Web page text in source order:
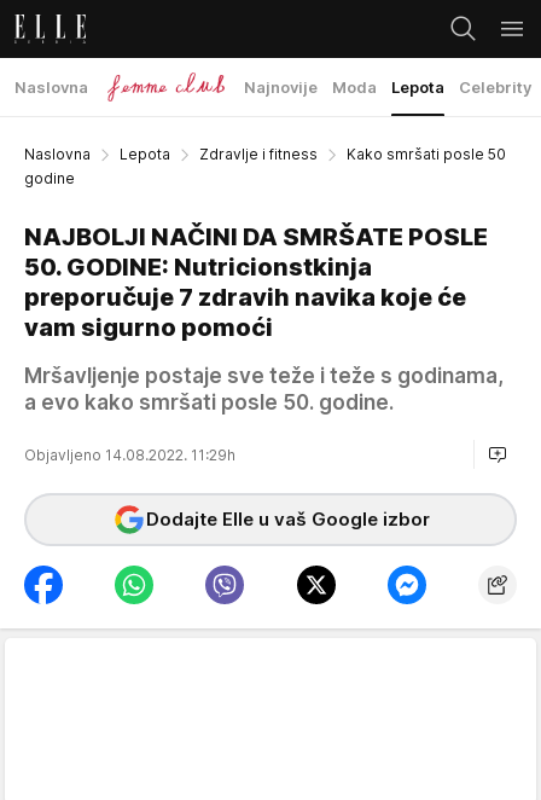
Naslovna Najnovije Moda Lepota Celebrity
Naslovna Lepota Zdravlje i fitness
Kako smršati posle 50
godine
NAJBOLJI NAČINI DA SMRŠATE POSLE
50. GODINE: Nutricionstkinja
preporučuje 7 zdravih navika koje će
vam sigurno pomoći
Mršavljenje postaje sve teže i teže s godinama,
a evo kako smršati posle 50. godine.
Objavljeno 14.08.2022. 11:29h
Dodajte Elle u vaš Google izbor